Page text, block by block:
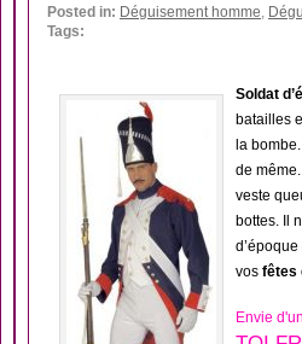
Posted in: Déguisement homme,
Tags:
Soldat
batailles
la
de
veste
bottes. Il
vos fêtes
Envie